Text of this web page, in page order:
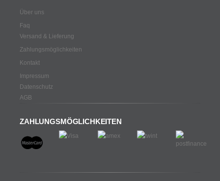
Über uns
Faq
Versand & Lieferung
Zahlungsmöglichkeiten
Kontakt
Impressum
Datenschutz
AGB
ZAHLUNGSMÖGLICHKEITEN